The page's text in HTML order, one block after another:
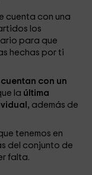
cuenta con una
los
para que
hechas por ti
con un
la última
además de
tenemos en
del conjunto de
falta.